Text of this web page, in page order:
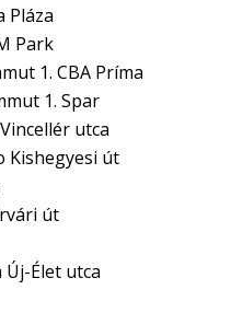
Pláza
Park
1. CBA Príma
1. Spar
utca
Kishegyesi út
út
Új-Élet utca